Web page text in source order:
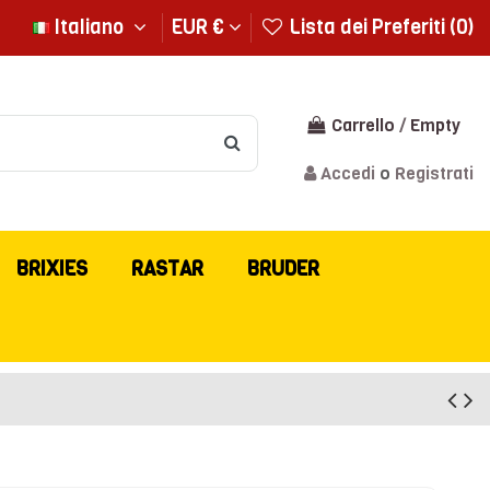
Italiano EUR € Lista dei Preferiti (0)
Carrello /Empty
Accedi o Registrati
BRIXIES RASTAR BRUDER